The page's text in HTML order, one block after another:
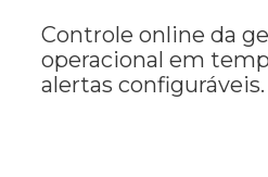
Controle online da
operacional em
alertas configuráveis.